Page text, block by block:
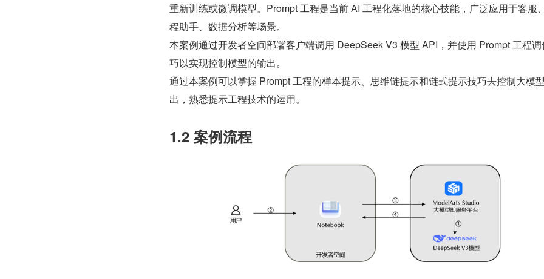
重新训练或微调模型。Prompt 工程是当前 AI 工程化落地的核心技能，广泛应用于客服
程助手、数据分析等场景。
本案例通过开发者空间部署客户端调用 DeepSeek V3 模型 API，并使用 Prompt 工程
巧以实现控制模型的输出。
通过本案例可以掌握 Prompt 工程的样本提示、思维链提示和链式提示技巧去控制大模
出，熟悉提示工程技术的运用。
1.2 案例流程